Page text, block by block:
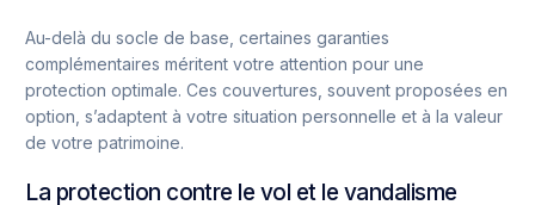
Au-delà du socle de base, certaines garanties
complémentaires méritent votre attention pour une
protection optimale. Ces couvertures, souvent proposées en
option, s’adaptent à votre situation personnelle et à la valeur
de votre patrimoine.
La protection contre le vol et le vandalisme